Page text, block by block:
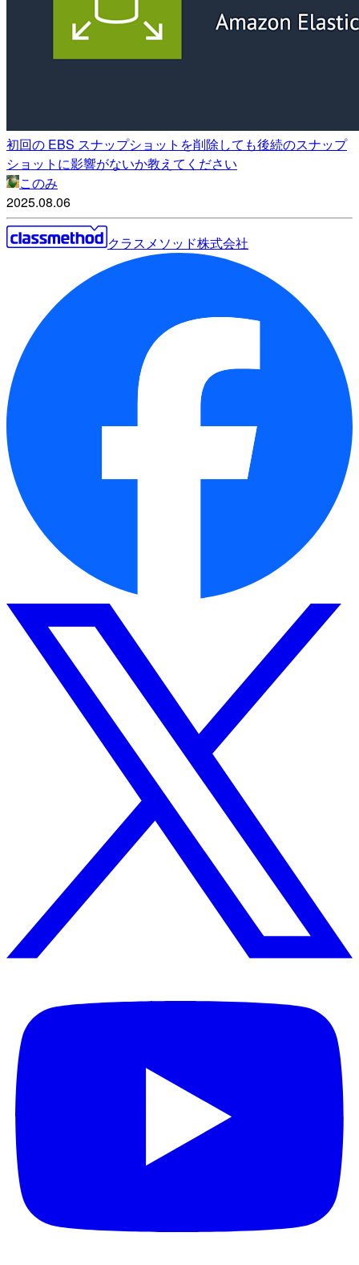
初回の EBS スナップショットを削除しても後続のスナップ
ショットに影響がないか教えてください
このみ
2025.08.06
クラスメソッド株式会社